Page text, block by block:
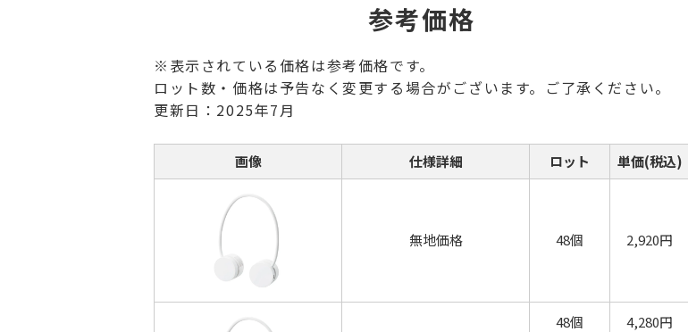
参考価格
※表示されている価格は参考価格です。
ロット数・価格は予告なく変更する場合がございます。ご了承ください。
更新日：2025年7月
画像 仕様詳細 ロット 単価(税込)
無地価格 48個 2,920円
48個 4,280円